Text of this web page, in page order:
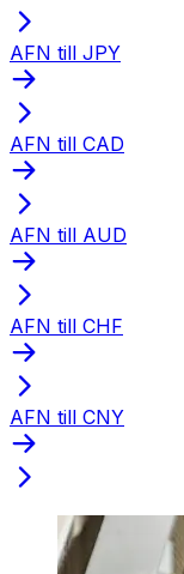
AFN till JPY
AFN till CAD
AFN till AUD
AFN till CHF
AFN till CNY